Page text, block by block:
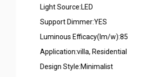
Light Source:LED
Support Dimmer:YES
Luminous Efficacy(lm/w):85
Application:villa, Residential
Design Style:Minimalist